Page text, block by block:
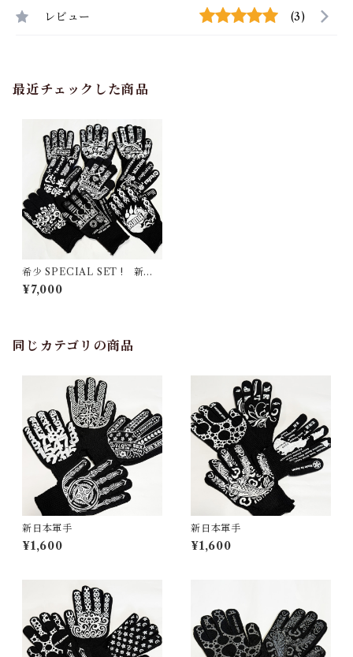
レビュー (3)
最近チェックした商品
希少 SPECIAL SET ! 新日
本軍手コラボ ラスト9双セッ
ト
¥7,000
同じカテゴリの商品
新日本軍手
¥1,600
新日本軍手
¥1,600